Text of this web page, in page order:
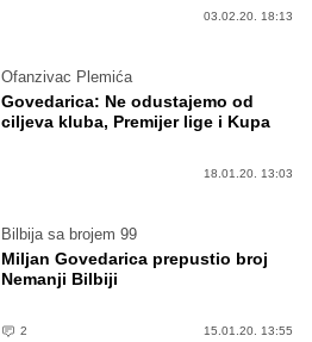
03.02.20. 18:13
Ofanzivac Plemića
Govedarica: Ne odustajemo od
ciljeva kluba, Premijer lige i Kupa
18.01.20. 13:03
Bilbija sa brojem 99
Miljan Govedarica prepustio broj
Nemanji Bilbiji
2 15.01.20. 13:55